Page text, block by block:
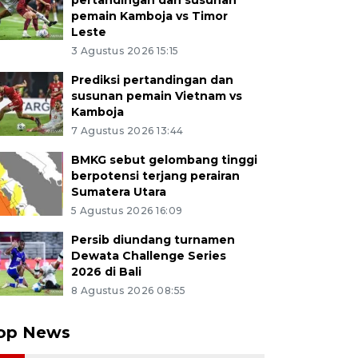
pemain Kamboja vs Timor
Leste
3 Agustus 2026 15:15
Prediksi pertandingan dan
susunan pemain Vietnam vs
Kamboja
7 Agustus 2026 13:44
BMKG sebut gelombang tinggi
berpotensi terjang perairan
Sumatera Utara
5 Agustus 2026 16:09
Persib diundang turnamen
Dewata Challenge Series
2026 di Bali
8 Agustus 2026 08:55
News